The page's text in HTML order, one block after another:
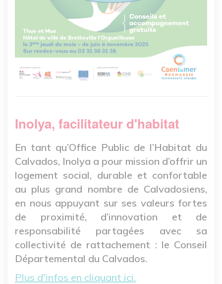
Inolya, facilitateur d'habitat
En tant qu’Office Public de l’Habitat du
Calvados, Inolya a pour mission d’offrir un
logement social, durable et confortable
au plus grand nombre de Calvadosiens,
en nous appuyant sur ses valeurs fortes
de proximité, d’innovation et de
responsabilité partagées avec sa
collectivité de rattachement : le Conseil
Départemental du Calvados.
Plus d'infos en cliquant ici.